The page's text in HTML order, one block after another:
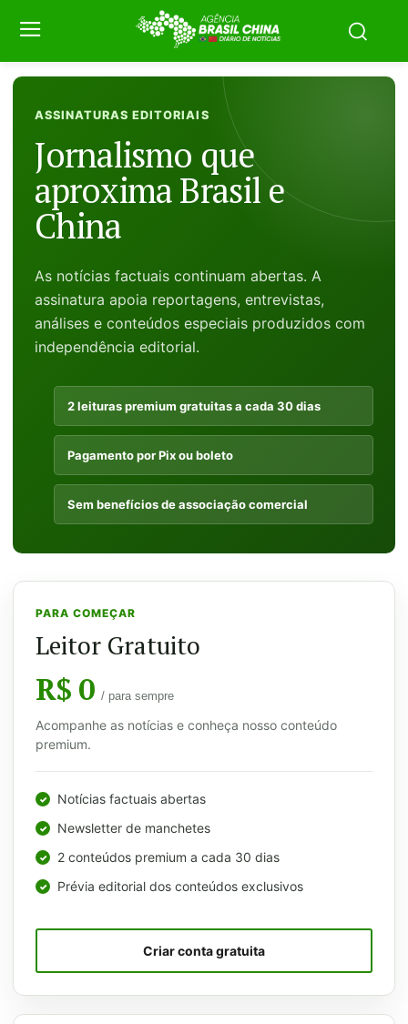
ASSINATURAS EDITORIAIS
Jornalismo que
aproxima Brasil e
China
As notícias factuais continuam abertas. A
assinatura apoia reportagens, entrevistas,
análises e conteúdos especiais produzidos com
independência editorial.
2 leituras premium gratuitas a cada 30 dias
Pagamento por Pix ou boleto
Sem benefícios de associação comercial
PARA COMEÇAR
Leitor Gratuito
R$ 0/ para sempre
Acompanhe as notícias e conheça nosso conteúdo
premium.
Notícias factuais abertas
Newsletter de manchetes
2 conteúdos premium a cada 30 dias
Prévia editorial dos conteúdos exclusivos
Criar conta gratuita